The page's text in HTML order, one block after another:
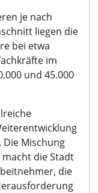
je nach
liegen die
bei etwa
im
und 45.000
Mischung
die Stadt
die